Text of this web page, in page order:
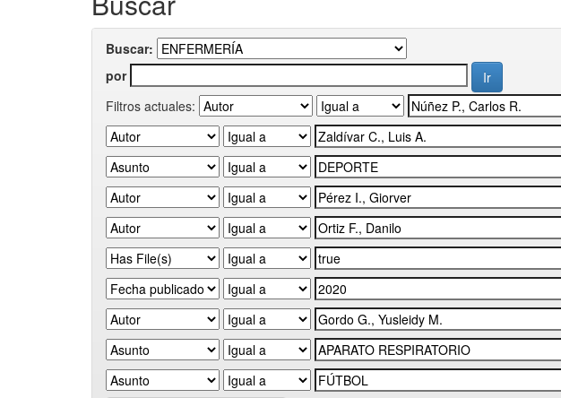
Buscar:
por
Filtros actuales: